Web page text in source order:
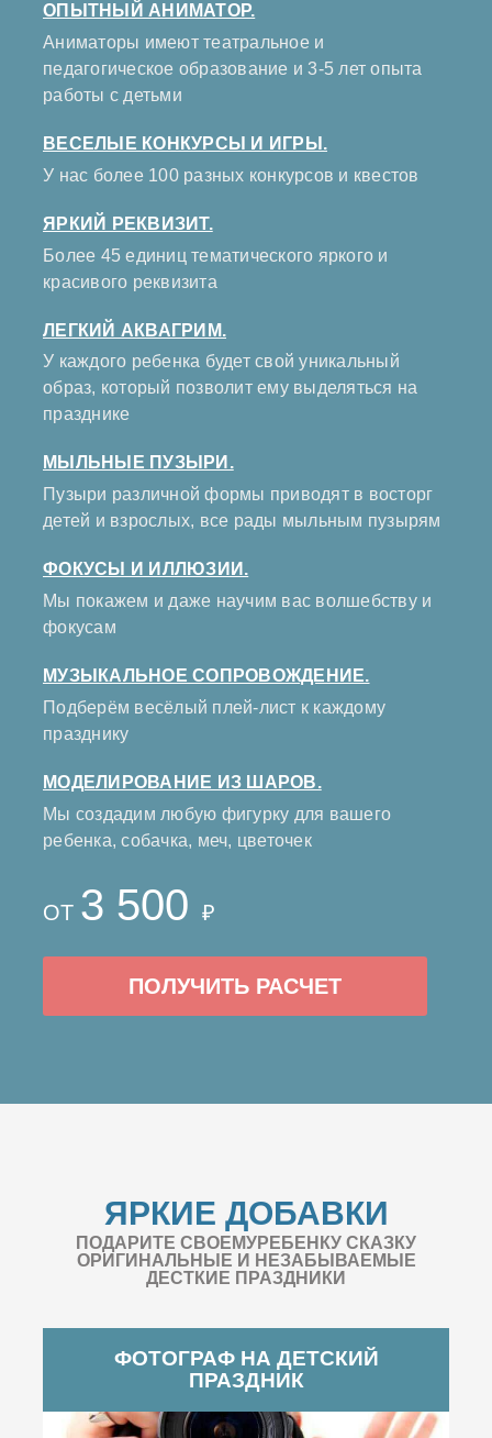
ОПЫТНЫЙ АНИМАТОР.
Аниматоры имеют театральное и
педагогическое образование и 3-5 лет опыта
работы с детьми
ВЕСЕЛЫЕ КОНКУРСЫ И ИГРЫ.
У нас более 100 разных конкурсов и квестов
ЯРКИЙ РЕКВИЗИТ.
Более 45 единиц тематического яркого и
красивого реквизита
ЛЕГКИЙ АКВАГРИМ.
У каждого ребенка будет свой уникальный
образ, который позволит ему выделяться на
празднике
МЫЛЬНЫЕ ПУЗЫРИ.
Пузыри различной формы приводят в восторг
детей и взрослых, все рады мыльным пузырям
ФОКУСЫ И ИЛЛЮЗИИ.
Мы покажем и даже научим вас волшебству и
фокусам
МУЗЫКАЛЬНОЕ СОПРОВОЖДЕНИЕ.
Подберём весёлый плей-лист к каждому
празднику
МОДЕЛИРОВАНИЕ ИЗ ШАРОВ.
Мы создадим любую фигурку для вашего
ребенка, собачка, меч, цветочек
ОТ 3 500 ₽
ПОЛУЧИТЬ РАСЧЕТ
ЯРКИЕ ДОБАВКИ
ПОДАРИТЕ СВОЕМУРЕБЕНКУ СКАЗКУ
ОРИГИНАЛЬНЫЕ И НЕЗАБЫВАЕМЫЕ
ДЕСТКИЕ ПРАЗДНИКИ
ФОТОГРАФ НА ДЕТСКИЙ
ПРАЗДНИК